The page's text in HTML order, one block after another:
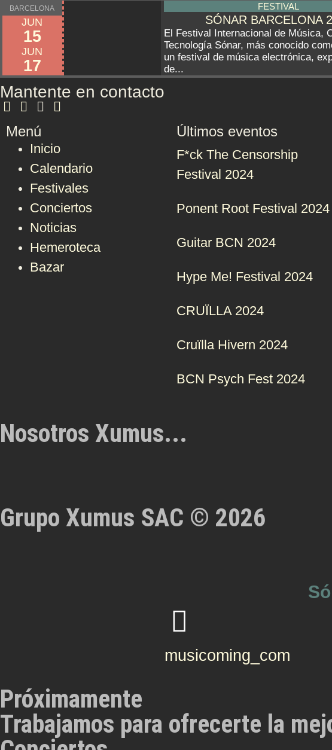
BARCELONA
JUN
15
JUN
17
FESTIVAL
SÓNAR BARCELONA
El Festival Internacional de Música,
Tecnología Sónar, más conocido
un festival de música electrónica,
de...
Mantente en contacto
Menú
Inicio
Calendario
Festivales
Conciertos
Noticias
Hemeroteca
Bazar
Últimos eventos
F*ck The Censorship
Festival 2024
Ponent Root Festival 2024
Guitar BCN 2024
Hype Me! Festival 2024
CRUÏLLA 2024
Cruïlla Hivern 2024
BCN Psych Fest 2024
Nosotros Xumus...
Grupo Xumus SAC © 2026
musicoming_com
Próximamente
Trabajamos para ofrecerte la